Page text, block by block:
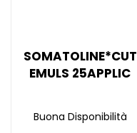
SOMATOLINE*CUT
EMULS 25APPLIC
Buona Disponibilità